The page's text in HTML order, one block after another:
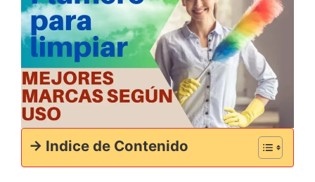
-> Indice de Contenido